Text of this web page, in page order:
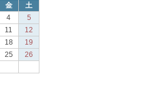
金
土
4
5
11
12
18
19
25
26